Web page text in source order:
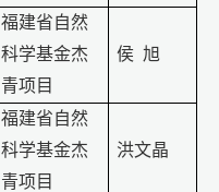
福建省自然
科学基金杰
青项目
侯 旭
福建省自然
科学基金杰
青项目
洪文晶